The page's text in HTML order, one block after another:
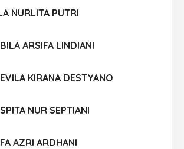
NURLITA PUTRI
ARSIFA LINDIANI
KIRANA DESTYANO
NUR SEPTIANI
AZRI ARDHANI